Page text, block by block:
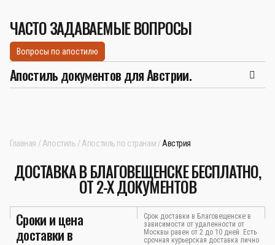
ЧАСТО ЗАДАВАЕМЫЕ ВОПРОСЫ
Вопросы по апостилю
Апостиль документов для Австрии.
Главная Апостиль Апостиль по странам Австрия
ДОСТАВКА В БЛАГОВЕЩЕНСКЕ БЕСПЛАТНО,
ОТ 2-Х ДОКУМЕНТОВ
Сроки и цена
доставки в
Срок доставки в Благовещенске в
зависимости от удаленности от
Москвы равен от 2 до 10 дней. Есть
срочная курьерская доставка лично